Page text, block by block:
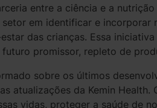
entre a ciência e a
em identificar e incorporar
das crianças. Essa
promissor, repleto de
sobre os últimos
atualizações da Kemin
vidas, proteger a saúde de